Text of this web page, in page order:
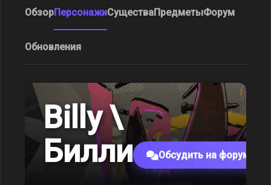
ОбзорПерсонажиСуществаПредметыФорум
Обновления
Billy \
Билли
Обсудить на форуме